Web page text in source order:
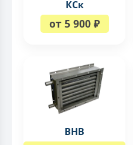
КСк
от 5 900 ₽
ВНВ